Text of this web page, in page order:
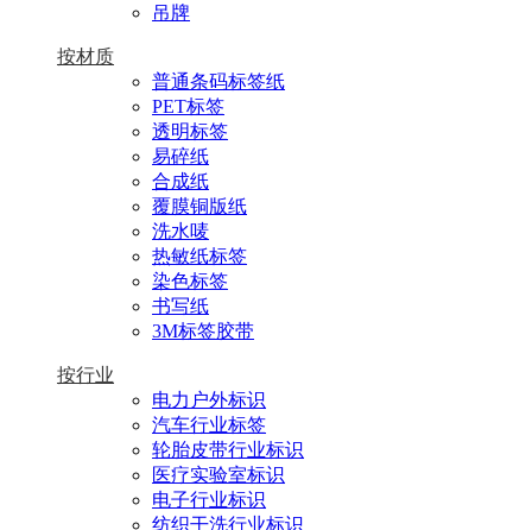
吊牌
按材质
普通条码标签纸
PET标签
透明标签
易碎纸
合成纸
覆膜铜版纸
洗水唛
热敏纸标签
染色标签
书写纸
3M标签胶带
按行业
电力户外标识
汽车行业标签
轮胎皮带行业标识
医疗实验室标识
电子行业标识
纺织干洗行业标识